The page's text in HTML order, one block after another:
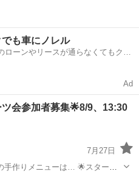
も車にノレル
ローンやリースが通らなくてもクル
Ad
会参加者募集🌟8/9、13:30
7月27日
メニューは… 🌟スターダ